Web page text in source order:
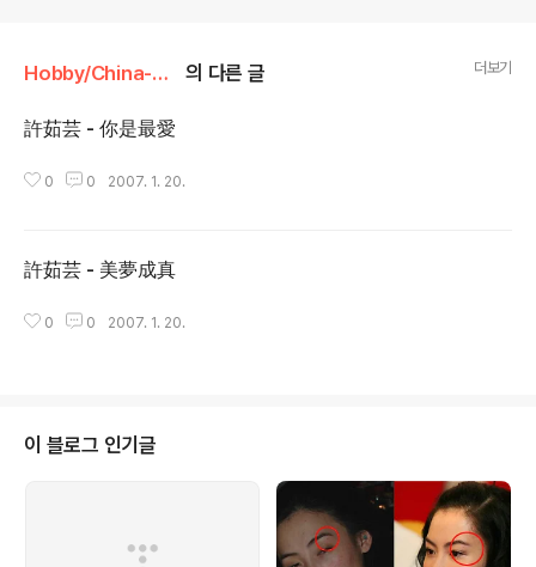
Hobby/China-pops 의 다른 글 더보기
許茹芸 - 你是最愛
0 0 2007. 1. 20.
許茹芸 - 美夢成真
0 0 2007. 1. 20.
이 블로그 인기글